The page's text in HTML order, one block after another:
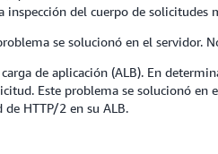
inspección del cuerpo de solicitudes
se solucionó en el servidor.
de aplicación (ALB). En
Este problema se solucionó
HTTP/2 en su ALB.